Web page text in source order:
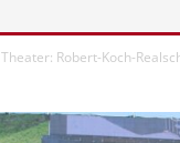
Theater: Robert-Koch-